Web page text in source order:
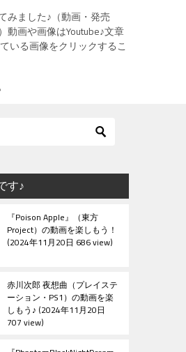
みました♪（動画・発売
画や画像はYoutube♪文章
いる画像をクリックするこ
す♪
『Poison Apple』（東方
Project）の動画を楽しもう！
2024年11月20日 686 view
赤川次郎 夜想曲（プレイステ
ーション・PS1）の動画を楽
しもう♪ 2024年11月20日
707 view